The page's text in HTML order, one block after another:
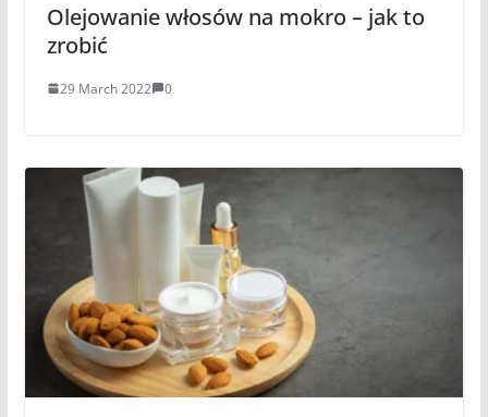
Olejowanie włosów na mokro – jak to
zrobić
29 March 2022 0